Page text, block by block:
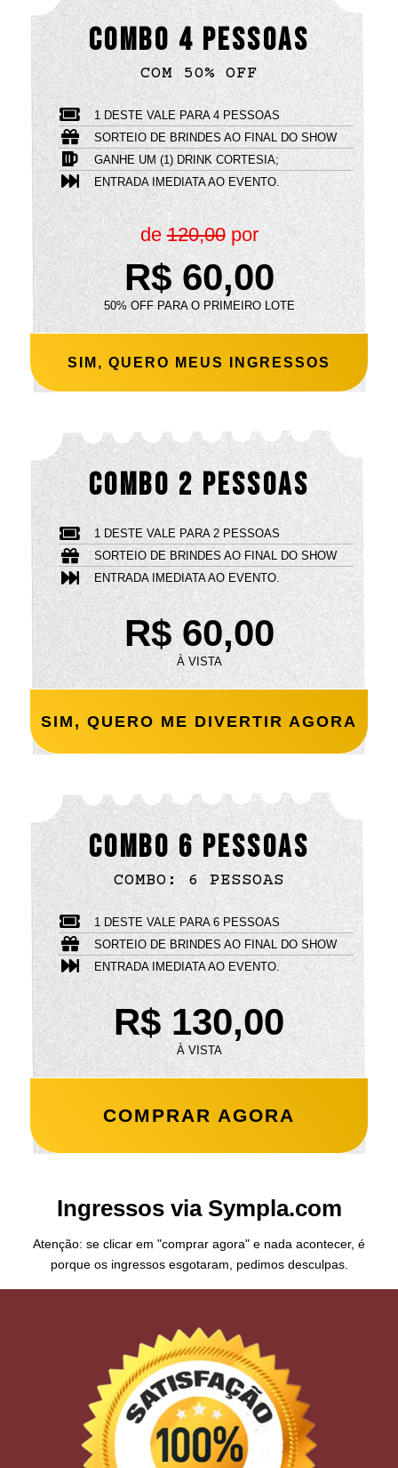
COMBO 4 PESSOAS
COM 50% OFF
1 DESTE VALE PARA 4 PESSOAS
SORTEIO DE BRINDES AO FINAL DO SHOW
GANHE UM (1) DRINK CORTESIA;
ENTRADA IMEDIATA AO EVENTO.
de120,00por
R$ 60,00
50% OFF PARA O PRIMEIRO LOTE
SIM, QUERO MEUS INGRESSOS
COMBO 2 PESSOAS
1 DESTE VALE PARA 2 PESSOAS
SORTEIO DE BRINDES AO FINAL DO SHOW
ENTRADA IMEDIATA AO EVENTO.
R$ 60,00
À VISTA
SIM, QUERO ME DIVERTIR AGORA
COMBO 6 PESSOAS
COMBO: 6 PESSOAS
1 DESTE VALE PARA 6 PESSOAS
SORTEIO DE BRINDES AO FINAL DO SHOW
ENTRADA IMEDIATA AO EVENTO.
R$ 130,00
À VISTA
COMPRAR AGORA
Ingressos via Sympla.com
Atenção: se clicar em "comprar agora" e nada acontecer, é
porque os ingressos esgotaram, pedimos desculpas.